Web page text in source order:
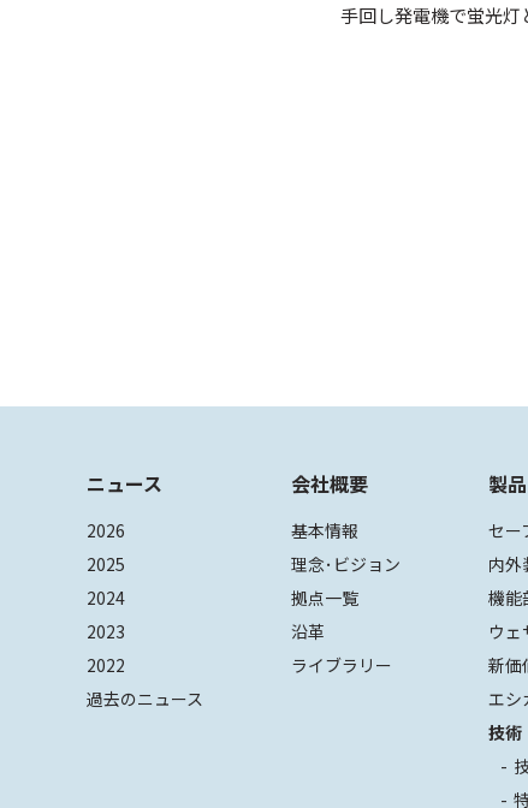
手回し発電機で蛍光
ニュース
2026
2025
2024
2023
2022
過去のニュース
会社概要
基本情報
理念･ビジョン
拠点一覧
沿革
ライブラリー
製
セー
内外
機能
ウ
新価
エシ
技術